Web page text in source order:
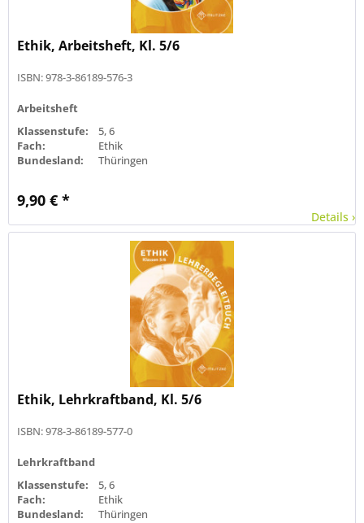
Ethik, Arbeitsheft, Kl. 5/6
ISBN: 978-3-86189-576-3
Arbeitsheft
Klassenstufe:
5, 6
Fach:
Ethik
Bundesland:
Thüringen
9,90 € *
Details ›
Ethik, Lehrkraftband, Kl. 5/6
ISBN: 978-3-86189-577-0
Lehrkraftband
Klassenstufe:
5, 6
Fach:
Ethik
Bundesland:
Thüringen